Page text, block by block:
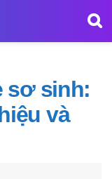
sơ sinh:
và